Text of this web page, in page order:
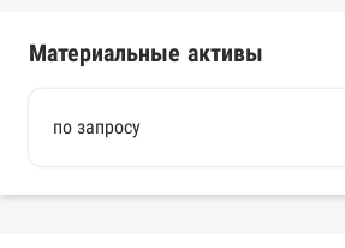
Материальные активы
по запросу